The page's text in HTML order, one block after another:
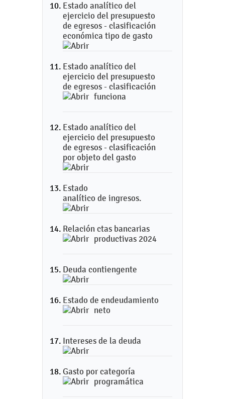
Estado analítico del
ejercicio del presupuesto
de egresos - clasificación
económica tipo de gasto
Estado analítico del
ejercicio del presupuesto
de egresos - clasificación
funciona
Estado analítico del
ejercicio del presupuesto
de egresos - clasificación
por objeto del gasto
Estado
analítico de ingresos.
Relación ctas bancarias
productivas 2024
Deuda contiengente
Estado de endeudamiento
neto
Intereses de la deuda
Gasto por categoría
programática